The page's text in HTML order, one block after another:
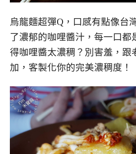
烏龍麵超彈Q，口感有點像台
了濃郁的咖哩醬汁，每一口都
得咖哩醬太濃稠？別害羞，跟
加，客製化你的完美濃稠度！